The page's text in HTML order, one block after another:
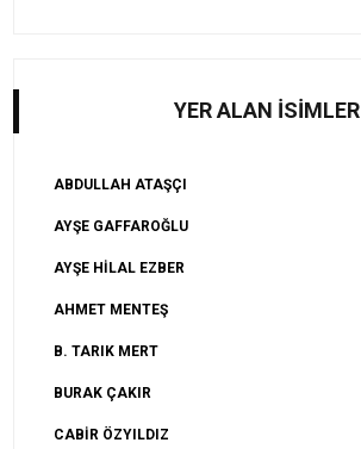
YER ALAN İSİMLER
ABDULLAH ATAŞÇI
AYŞE GAFFAROĞLU
AYŞE HİLAL EZBER
AHMET MENTEŞ
B. TARIK MERT
BURAK ÇAKIR
CABİR ÖZYILDIZ